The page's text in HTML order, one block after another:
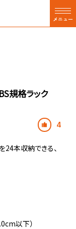
メニュー
規格ラック
4
24本収納できる、
以下）